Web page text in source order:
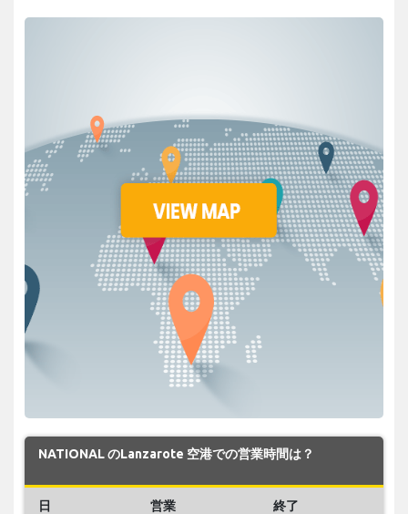
NATIONAL のLanzarote 空港での営業時間は？
日 営業 終了